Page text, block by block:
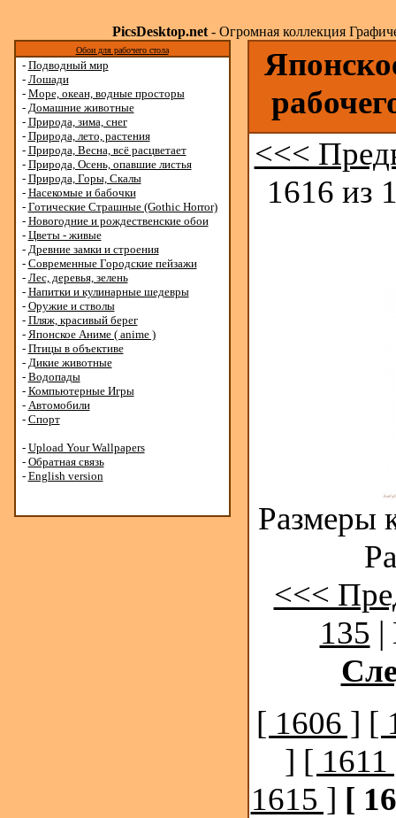
PicsDesktop.net- Огромная коллекция
Обои для рабочего стола
- Подводный мир
- Лошади
- Море, океан, водные просторы
- Домашние животные
- Природа, зима, снег
- Природа, лето, растения
- Природа, Весна, всё расцветает
- Природа, Осень, опавшие листья
- Природа, Горы, Скалы
- Насекомые и бабочки
- Готические Страшные (Gothic Horror)
- Новогодние и рождественские обои
- Цветы - живые
- Древние замки и строения
- Современные Городские пейзажи
- Лес, деревья, зелень
- Напитки и кулинарные шедевры
- Оружие и стволы
- Пляж, красивый берег
- Японское Аниме ( anime )
- Птицы в объективе
- Дикие животные
- Водопады
- Компьютерные Игры
- Автомобили
- Спорт
- Upload Your Wallpapers
- Обратная связь
- English version
<<<
1616 из
Размеры
<<<
135 |
[ 1606 ] [
] [
1615 ] [